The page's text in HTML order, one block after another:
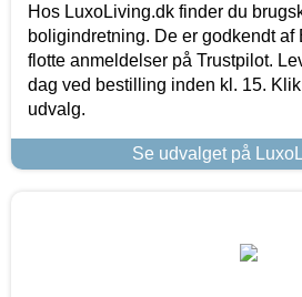
Hos LuxoLiving.dk finder du
boligindretning. De er godkendt
flotte anmeldelser på Trustpilot.
dag ved bestilling inden kl. 15.
udvalg.
Se udvalget på